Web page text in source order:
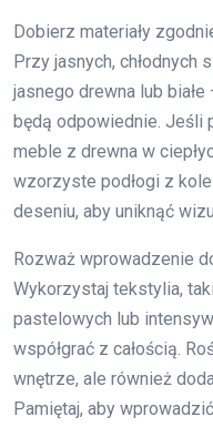
Dobierz materiały
Przy jasnych, chłodnych
jasnego drewna lub
będą odpowiednie. Jeśli
meble z drewna w
wzorzyste podłogi z
deseniu, aby uniknąć
Rozważ wprowadzenie
Wykorzystaj tekstylia,
pastelowych lub
współgrać z całością.
wnętrze, ale również
Pamiętaj, aby